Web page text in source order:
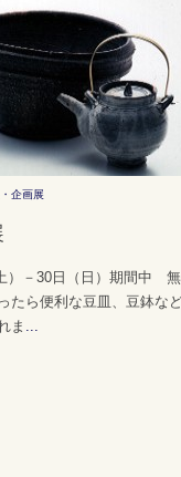
企画展
）－30日（日）期間中
たら便利な豆皿、豆鉢な
ま ...